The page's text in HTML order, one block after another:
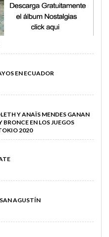
EN ECUADOR
Y ANAÏS MENDES GANAN
BRONCE EN LOS JUEGOS
2020
AGUSTÍN